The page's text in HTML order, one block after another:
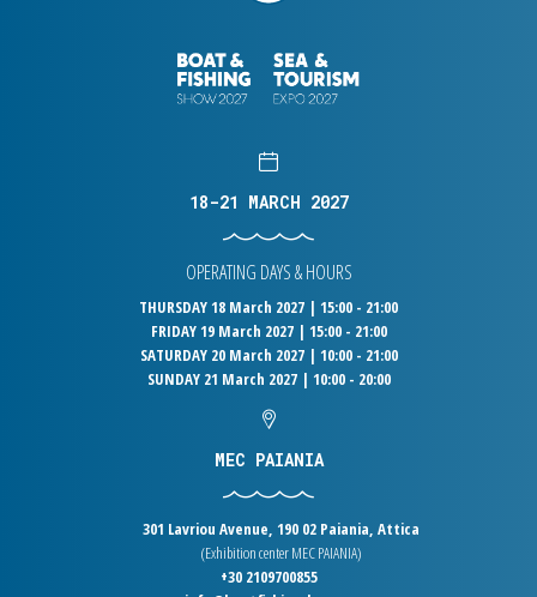
18-21 MARCH 2027
OPERATING DAYS & HOURS
THURSDAY 18 March 2027 | 15:00 - 21:00
FRIDAY 19 March 2027 | 15:00 - 21:00
SATURDAY 20 March 2027 | 10:00 - 21:00
SUNDAY 21 March 2027 | 10:00 - 20:00
MEC PAIANIA
301 Lavriou Avenue, 190 02 Paiania, Attica
(Exhibition center MEC PAIANIA)
+30 2109700855